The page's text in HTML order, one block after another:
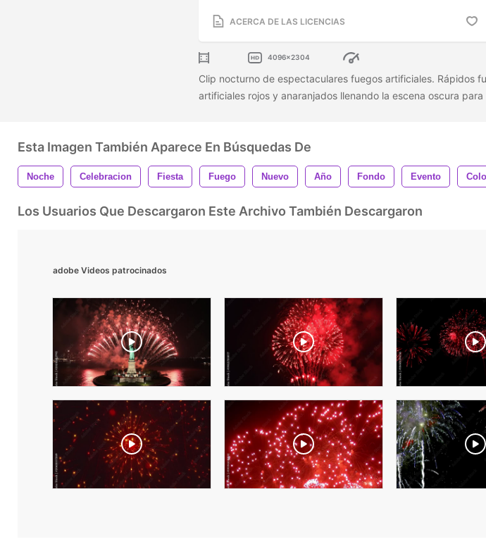
ACERCA DE LAS LICENCIAS
4096x2304
Clip nocturno de espectaculares fuegos artificiales. Rápidos
artificiales rojos y anaranjados llenando la escena oscura para
Esta Imagen También Aparece En Búsquedas De
Noche Celebracion Fiesta Fuego Nuevo Año Fondo Evento
Los Usuarios Que Descargaron Este Archivo También Descargaron
adobe Videos patrocinados